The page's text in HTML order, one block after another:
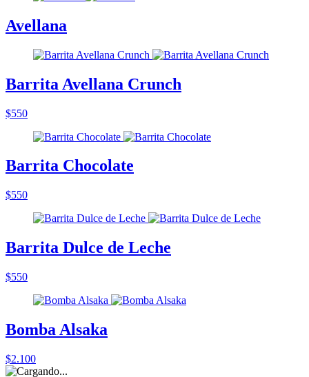
Avellana
Barrita Avellana Crunch
$550
Barrita Chocolate
$550
Barrita Dulce de Leche
$550
Bomba Alsaka
$2.100